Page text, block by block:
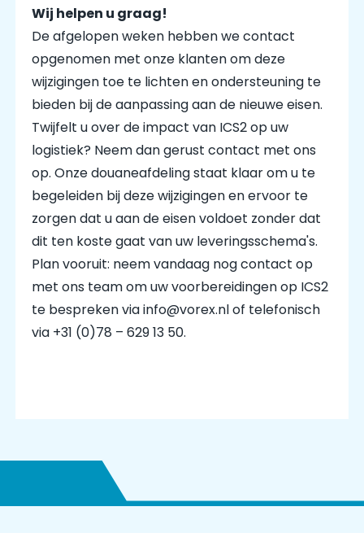
Wij helpen u graag!
De afgelopen weken hebben we contact
opgenomen met onze klanten om deze
wijzigingen toe te lichten en ondersteuning te
bieden bij de aanpassing aan de nieuwe eisen.
Twijfelt u over de impact van ICS2 op uw
logistiek? Neem dan gerust contact met ons
op. Onze douaneafdeling staat klaar om u te
begeleiden bij deze wijzigingen en ervoor te
zorgen dat u aan de eisen voldoet zonder dat
dit ten koste gaat van uw leveringsschema's.
Plan vooruit: neem vandaag nog contact op
met ons team om uw voorbereidingen op ICS2
te bespreken via info@vorex.nl of telefonisch
via +31 (0)78 – 629 13 50.